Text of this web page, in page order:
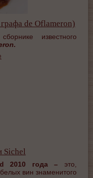
de Oflameron)
известного
Sichel
2010 года – это,
вин знаменитого